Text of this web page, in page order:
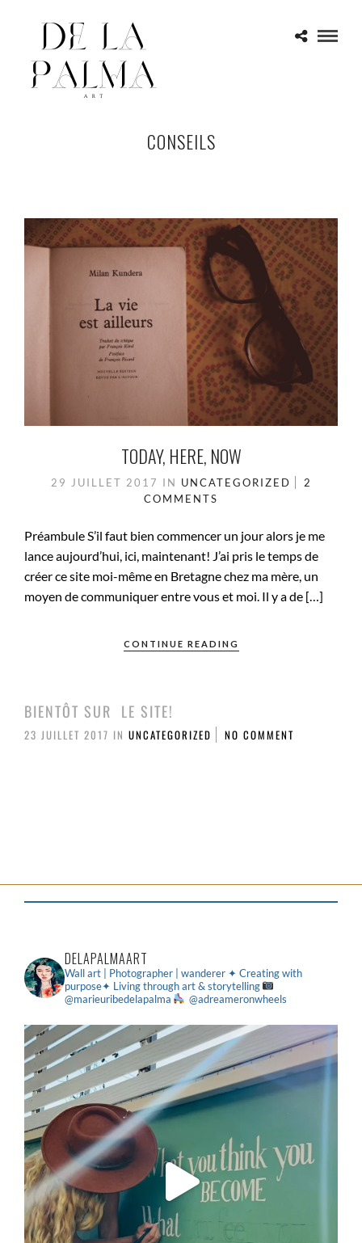
CONSEILS
TODAY, HERE, NOW
29 JUILLET 2017 IN UNCATEGORIZED
2
COMMENTS
Préambule S’il faut bien commencer un jour alors je me
lance aujourd’hui, ici, maintenant! J’ai pris le temps de
créer ce site moi-même en Bretagne chez ma mère, un
moyen de communiquer entre vous et moi. Il y a de […]
CONTINUE READING
BIENTÔT SUR LE SITE!
23 JUILLET 2017 IN UNCATEGORIZED NO COMMENT
DELAPALMAART
Wall art | Photographer | wanderer ✦ Creating with
purpose✦ Living through art & storytelling
@marieuribedelapalma
@adreameronwheels